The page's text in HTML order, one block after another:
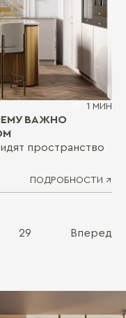
1 МИН
ВАЖНО
пространство
ПОДРОБНОСТИ ↗
29 Вперед